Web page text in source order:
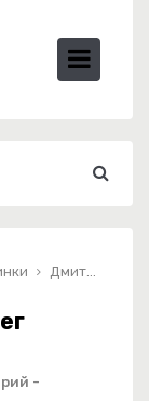
Дмитрий - Растаял снег
-